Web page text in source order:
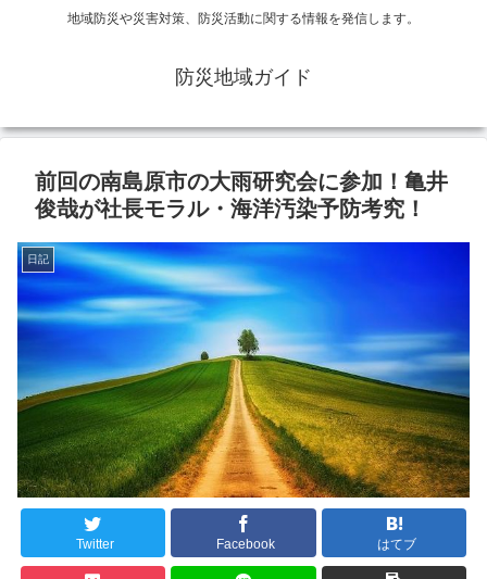
地域防災や災害対策、防災活動に関する情報を発信します。
防災地域ガイド
前回の南島原市の大雨研究会に参加！亀井
俊哉が社長モラル・海洋汚染予防考究！
日記
Twitter Facebook はてブ